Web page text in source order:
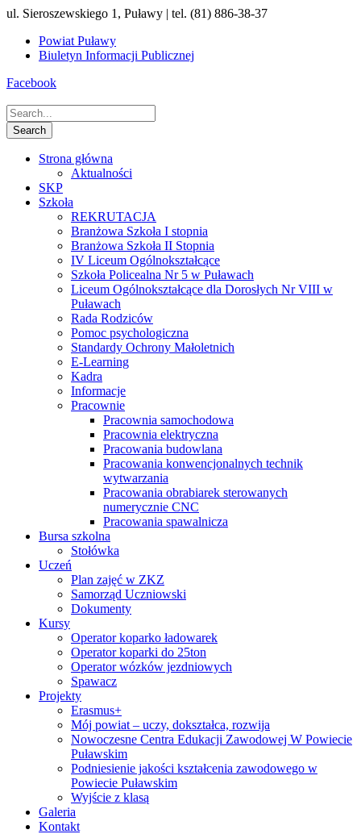
ul. Sieroszewskiego 1, Puławy | tel. (81) 886-38-37
Powiat Puławy
Biuletyn Informacji Publicznej
Facebook
Strona główna
Aktualności
SKP
Szkoła
REKRUTACJA
Branżowa Szkoła I stopnia
Branżowa Szkoła II Stopnia
IV Liceum Ogólnokształcące
Szkoła Policealna Nr 5 w Puławach
Liceum Ogólnokształcące dla Dorosłych Nr VIII w
Puławach
Rada Rodziców
Pomoc psychologiczna
Standardy Ochrony Małoletnich
E-Learning
Kadra
Informacje
Pracownie
Pracownia samochodowa
Pracownia elektryczna
Pracowania budowlana
Pracowania konwencjonalnych technik
wytwarzania
Pracowania obrabiarek sterowanych
numerycznie CNC
Pracowania spawalnicza
Bursa szkolna
Stołówka
Uczeń
Plan zajęć w ZKZ
Samorząd Uczniowski
Dokumenty
Kursy
Operator koparko ładowarek
Operator koparki do 25ton
Operator wózków jezdniowych
Spawacz
Projekty
Erasmus+
Mój powiat – uczy, dokształca, rozwija
Nowoczesne Centra Edukacji Zawodowej W Powiecie
Puławskim
Podniesienie jakości kształcenia zawodowego w
Powiecie Puławskim
Wyjście z klasą
Galeria
Kontakt